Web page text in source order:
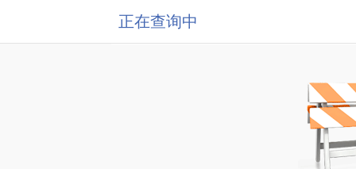
正在查询中